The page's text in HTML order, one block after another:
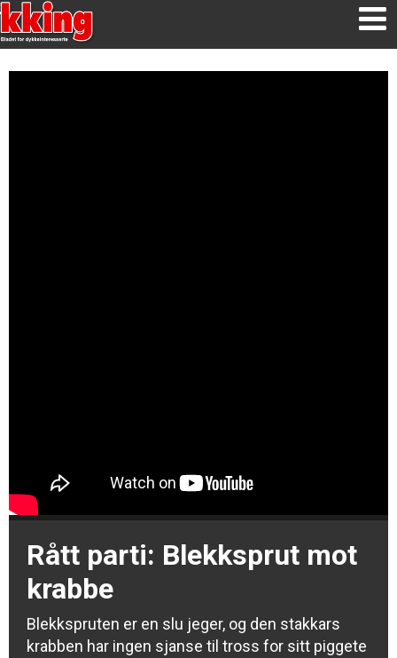
Rått parti: Blekksprut mot
krabbe
Blekkspruten er en slu jeger, og den stakkars
krabben har ingen sjanse til tross for sitt piggete